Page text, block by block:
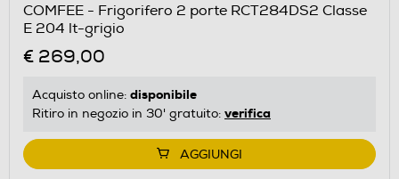
COMFEE - Frigorifero 2 porte RCT284DS2 Classe
E 204 lt-grigio
€ 269,00
Acquisto online: disponibile
Ritiro in negozio in 30' gratuito: verifica
AGGIUNGI